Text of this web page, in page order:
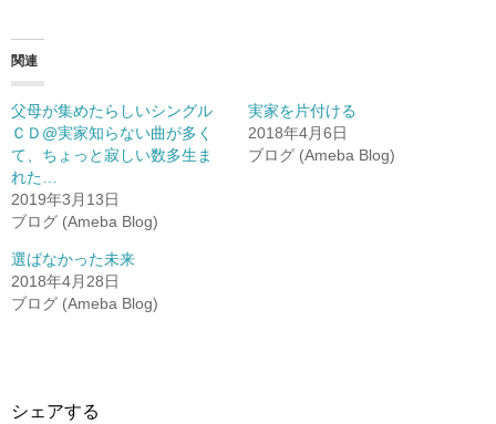
関連
父母が集めたらしいシングル
ＣＤ@実家知らない曲が多く
て、ちょっと寂しい数多生ま
れた…
2019年3月13日
ブログ (Ameba Blog)
実家を片付ける
2018年4月6日
ブログ (Ameba Blog)
選ばなかった未来
2018年4月28日
ブログ (Ameba Blog)
シェアする